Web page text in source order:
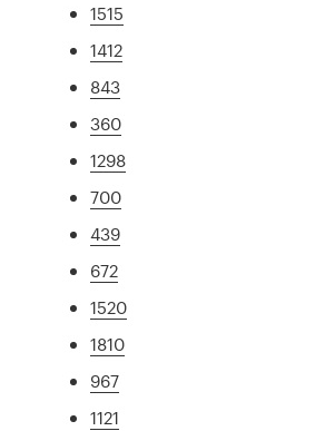
1515
1412
843
360
1298
700
439
672
1520
1810
967
1121